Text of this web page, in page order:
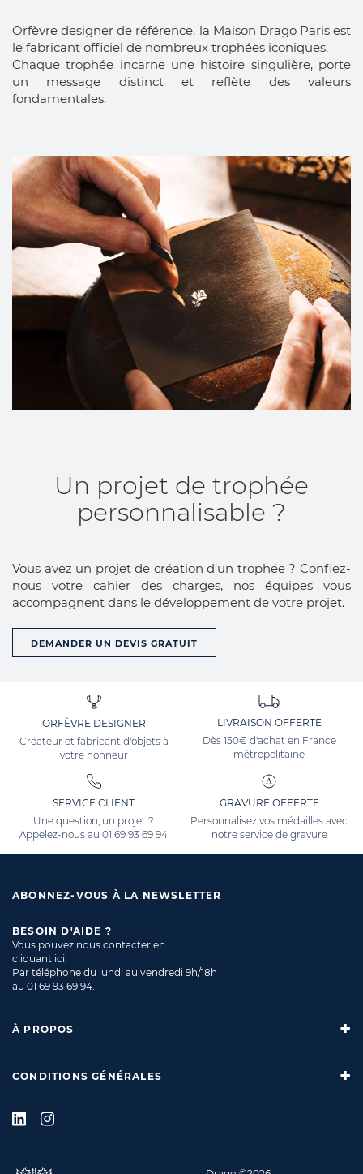
Orfèvre designer de référence, la Maison Drago Paris est
le fabricant officiel de nombreux trophées iconiques.
Chaque trophée incarne une histoire singulière, porte
un message distinct et reflète des valeurs
fondamentales.
Un projet de trophée
personnalisable ?
Vous avez un projet de création d’un trophée ? Confiez-
nous votre cahier des charges, nos équipes vous
accompagnent dans le développement de votre projet.
DEMANDER UN DEVIS GRATUIT
ORFÈVRE DESIGNER
Créateur et fabricant d'objets à
votre honneur
LIVRAISON OFFERTE
Dès 150€ d'achat en France
métropolitaine
SERVICE CLIENT
Une question, un projet ?
Appelez-nous au01 69 93 69 94
GRAVURE OFFERTE
Personnalisez vos médailles avec
notre service de gravure
ABONNEZ-VOUS À LA NEWSLETTER
BESOIN D'AIDE ?
Vous pouvez nous contacter en
cliquant ici.
Par téléphone du lundi au vendredi 9h/18h
au 01 69 93 69 94.
À PROPOS
CONDITIONS GÉNÉRALES